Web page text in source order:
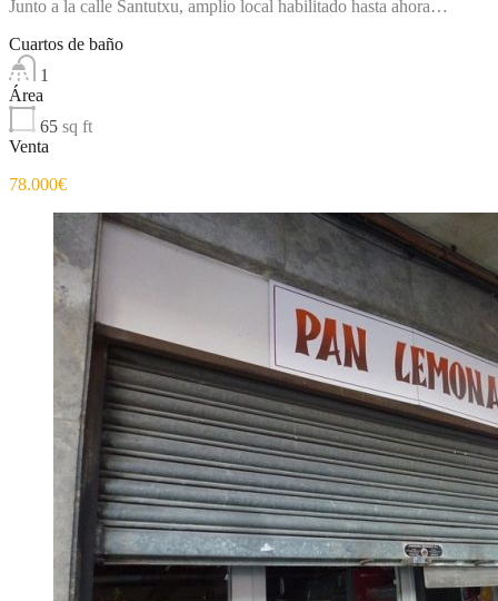
Junto a la calle Santutxu, amplio local habilitado hasta ahora…
Cuartos de baño
1
Área
65 sq ft
Venta
78.000€